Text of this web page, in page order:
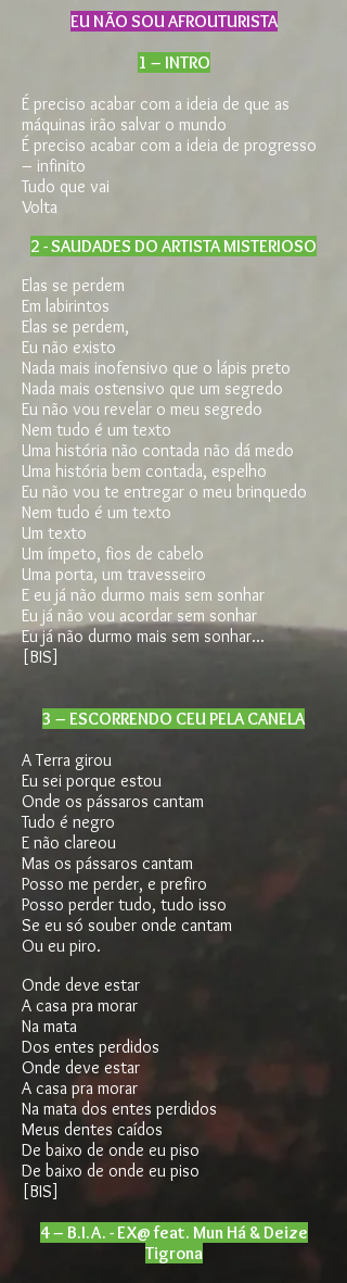
EU NÃO SOU AFROUTURISTA
1 – INTRO
É preciso acabar com a ideia de que as
máquinas irão salvar o mundo
É preciso acabar com a ideia de progresso
– infinito
Tudo que vai
Volta
2 - SAUDADES DO ARTISTA MISTERIOSO
Elas se perdem
Em labirintos
Elas se perdem,
Eu não existo
Nada mais inofensivo que o lápis preto
Nada mais ostensivo que um segredo
Eu não vou revelar o meu segredo
Nem tudo é um texto
Uma história não contada não dá medo
Uma história bem contada, espelho
Eu não vou te entregar o meu brinquedo
Nem tudo é um texto
Um texto
Um ímpeto, fios de cabelo
Uma porta, um travesseiro
E eu já não durmo mais sem sonhar
Eu já não vou acordar sem sonhar
Eu já não durmo mais sem sonhar...
[BIS]
3 – ESCORRENDO CEU PELA CANELA
A Terra girou
Eu sei porque estou
Onde os pássaros cantam
Tudo é negro
E não clareou
Mas os pássaros cantam
Posso me perder, e prefiro
Posso perder tudo, tudo isso
Se eu só souber onde cantam
Ou eu piro.
Onde deve estar
A casa pra morar
Na mata
Dos entes perdidos
Onde deve estar
A casa pra morar
Na mata dos entes perdidos
Meus dentes caídos
De baixo de onde eu piso
De baixo de onde eu piso
[BIS]
4 – B.I.A. - EX@ feat. Mun Há & Deize
Tigrona